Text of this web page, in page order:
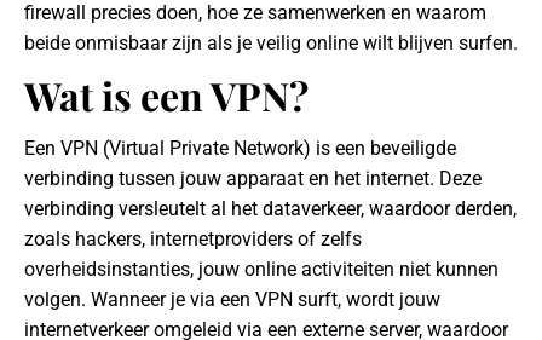
firewall precies doen, hoe ze samenwerken en waarom
beide onmisbaar zijn als je veilig online wilt blijven surfen.
Wat is een VPN?
Een VPN (Virtual Private Network) is een beveiligde
verbinding tussen jouw apparaat en het internet. Deze
verbinding versleutelt al het dataverkeer, waardoor derden,
zoals hackers, internetproviders of zelfs
overheidsinstanties, jouw online activiteiten niet kunnen
volgen. Wanneer je via een VPN surft, wordt jouw
internetverkeer omgeleid via een externe server, waardoor